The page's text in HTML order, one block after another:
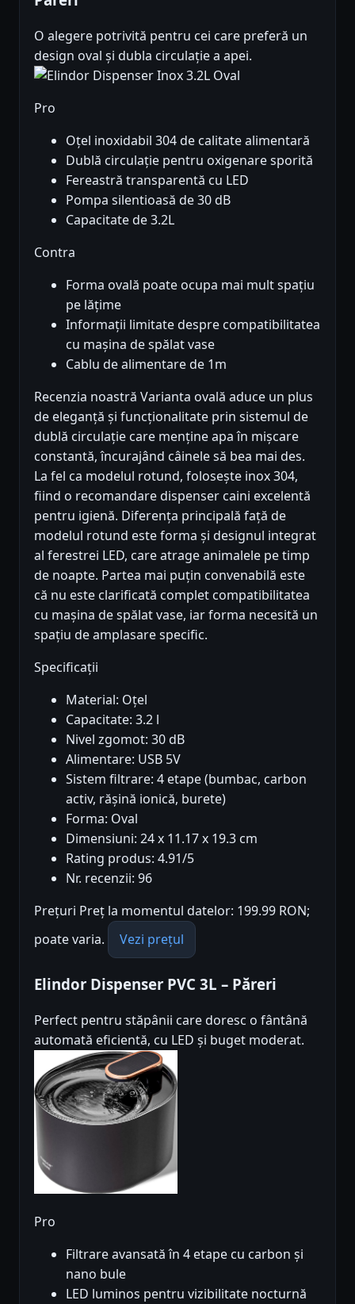
O alegere potrivită pentru cei care preferă un
design oval și dubla circulație a apei.
Pro
Oțel inoxidabil 304 de calitate alimentară
Dublă circulație pentru oxigenare sporită
Fereastră transparentă cu LED
Pompa silentioasă de 30 dB
Capacitate de 3.2L
Contra
Forma ovală poate ocupa mai mult spațiu
pe lățime
Informații limitate despre compatibilitatea
cu mașina de spălat vase
Cablu de alimentare de 1m
Recenzia noastră Varianta ovală aduce un plus
de eleganță și funcționalitate prin sistemul de
dublă circulație care menține apa în mișcare
constantă, încurajând câinele să bea mai des.
La fel ca modelul rotund, folosește inox 304,
fiind o recomandare dispenser caini excelentă
pentru igienă. Diferența principală față de
modelul rotund este forma și designul integrat
al ferestrei LED, care atrage animalele pe timp
de noapte. Partea mai puțin convenabilă este
că nu este clarificată complet compatibilitatea
cu mașina de spălat vase, iar forma necesită un
spațiu de amplasare specific.
Specificații
Material: Oțel
Capacitate: 3.2 l
Nivel zgomot: 30 dB
Alimentare: USB 5V
Sistem filtrare: 4 etape (bumbac, carbon
activ, rășină ionică, burete)
Forma: Oval
Dimensiuni: 24 x 11.17 x 19.3 cm
Rating produs: 4.91/5
Nr. recenzii: 96
Prețuri Preț la momentul datelor: 199.99 RON;
poate varia.
Vezi prețul
Elindor Dispenser PVC 3L – Păreri
Perfect pentru stăpânii care doresc o fântână
automată eficientă, cu LED și buget moderat.
Pro
Filtrare avansată în 4 etape cu carbon și
nano bule
LED luminos pentru vizibilitate nocturnă